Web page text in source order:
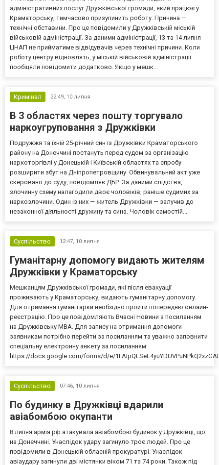
адміністративних послуг Дружківської громади, який працює у
Краматорську, тимчасово призупинить роботу. Причина —
технічні обставини. Про це повідомили у Дружківській міській
військовій адміністрації. За даними адміністрації, 13 та 14 липня
ЦНАП не прийматиме відвідувачів через технічні причини. Коли
роботу центру відновлять, у міській військовій адміністрації
пообіцяли повідомити додатково. Якщо у мешк...
Кримінал 22:49, 10 липня
В 3 областях через пошту торгувало
наркоугруповання з Дружківки
Подружжя та їхній 25-річний син із Дружківки Краматорського
району на Донеччині постануть перед судом за організацію
наркоторгівлі у Донецькій і Київській областях та спробу
розширити збут на Дніпропетровщину. Обвинувальний акт уже
скеровано до суду, повідомляє ДБР. За даними слідства,
злочинну схему налагодили двоє чоловіків, раніше судимих за
наркозлочини. Один із них — житель Дружківки — залучив до
незаконної діяльності дружину та сина. Чоловік самостій...
Суспільство 12:47, 10 липня
Гуманітарну допомогу видають жителям
Дружківки у Краматорську
Мешканцям Дружківської громади, які після евакуації
проживають у Краматорську, видають гуманітарну допомогу.
Для отримання гуманітарки необхідно пройти попередню онлайн-
реєстрацію. Про це повідомляють Вчасні Новини з посиланням
на Дружківську МВА. Для запису на отримання допомоги
заявникам потрібно перейти за посиланням та уважно заповнити
спеціальну електронну анкету за посиланням:
https://docs.google.com/forms/d/e/
Суспільство 07:46, 10 липня
По будинку в Дружківці вдарили
авіабомбою окупанти
8 липня армія рф атакувала авіабомбою будинок у Дружківці, що
на Донеччині. Унаслідок удару загинуло троє людей. Про це
повідомили в Донецькій обласній прокуратурі. Унаслідок
авіаудару загинули дві містянки віком 71 та 74 роки. Також під